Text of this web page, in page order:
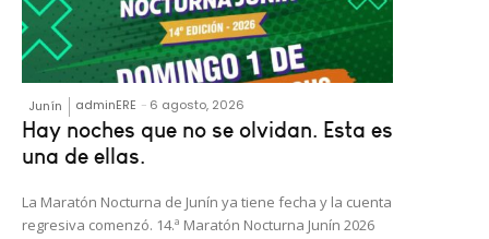
Junín adminERE - 6 agosto, 2026
Hay noches que no se olvidan. Esta es
una de ellas.
La Maratón Nocturna de Junín ya tiene fecha y la cuenta
regresiva comenzó. 14.ª Maratón Nocturna Junín 2026